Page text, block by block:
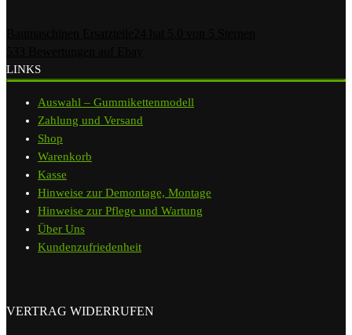
LINKS
Auswahl – Gummikettenmodell
Zahlung und Versand
Shop
Warenkorb
Kasse
Hinweise zur Demontage, Montage
Hinweise zur Pflege und Wartung
Über Uns
Kundenzufriedenheit
VERTRAG WIDERRUFEN